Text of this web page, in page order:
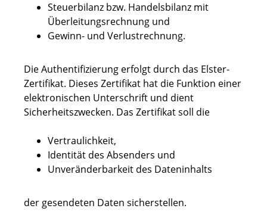
Steuerbilanz bzw. Handelsbilanz mit
Überleitungsrechnung und
Gewinn- und Verlustrechnung.
Die Authentifizierung erfolgt durch das Elster-
Zertifikat. Dieses Zertifikat hat die Funktion einer
elektronischen Unterschrift und dient
Sicherheitszwecken. Das Zertifikat soll die
Vertraulichkeit,
Identität des Absenders und
Unveränderbarkeit des Dateninhalts
der gesendeten Daten sicherstellen.